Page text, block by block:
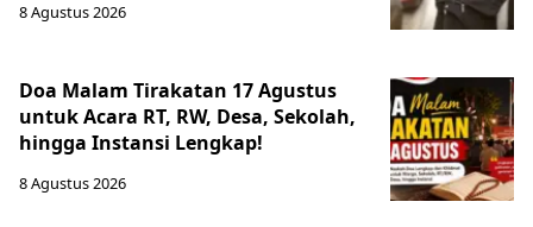
8 Agustus 2026
Doa Malam Tirakatan 17 Agustus
untuk Acara RT, RW, Desa, Sekolah,
hingga Instansi Lengkap!
8 Agustus 2026